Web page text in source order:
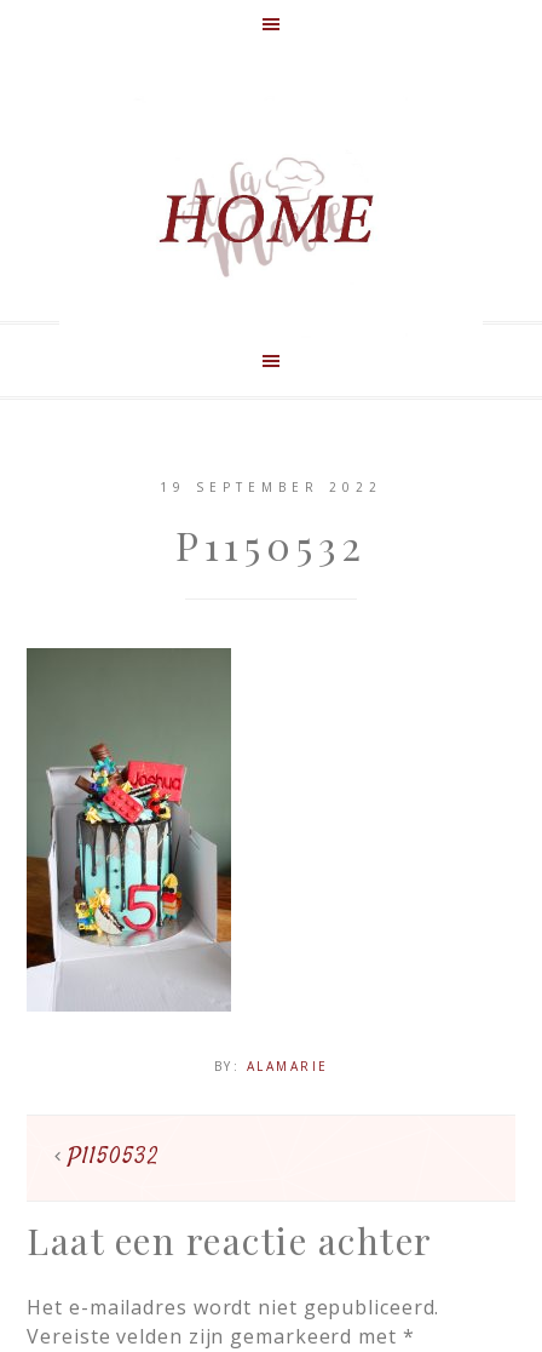
19 SEPTEMBER 2022
P1150532
BY: ALAMARIE
P1150532
Laat een reactie achter
Het e-mailadres wordt niet gepubliceerd.
Vereiste velden zijn gemarkeerd met *